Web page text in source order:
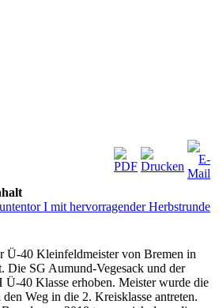
I mit hervorragender Herbstrunde
Ü-40 Kleinfeldmeister von Bremen in
Die SG Aumund-Vegesack und der
40 Klasse erhoben. Meister wurde die
Weg in die 2. Kreisklasse antreten.